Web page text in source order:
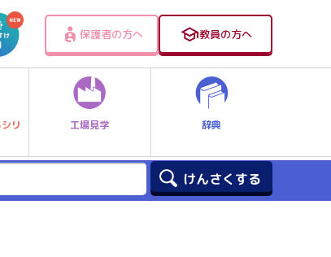
保護者の方へ 教員の方へ
リ
工場見学 辞典